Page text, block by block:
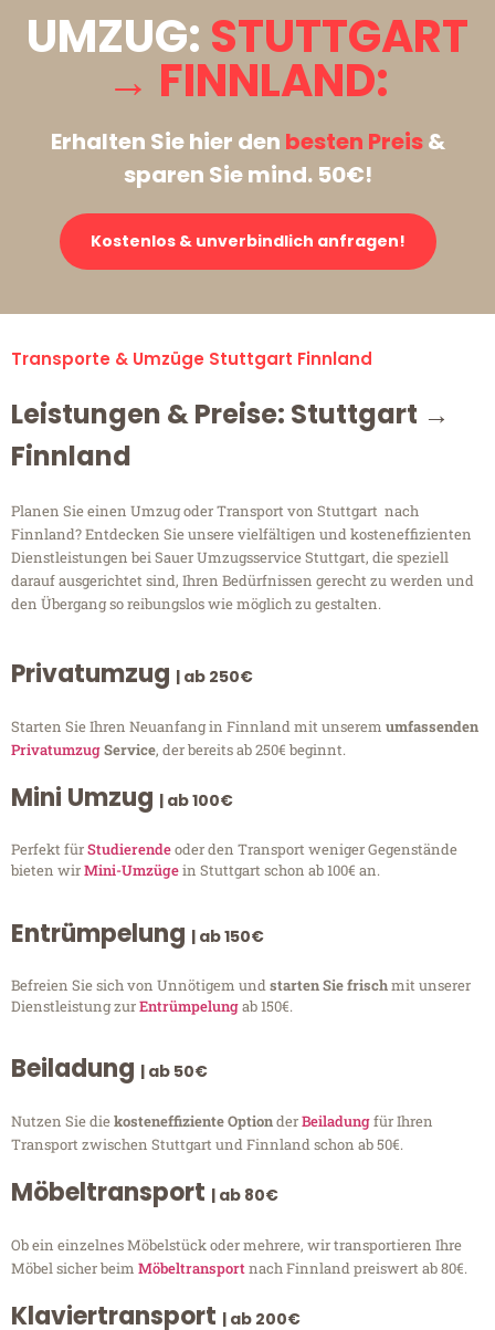
UMZUG: STUTTGART
→ FINNLAND:
Erhalten Sie hier den besten Preis&
sparen Sie mind. 50€!
Kostenlos & unverbindlich anfragen!
Transporte & Umzüge Stuttgart Finnland
Leistungen & Preise: Stuttgart →
Finnland
Planen Sie einen Umzug oder Transport von Stuttgart nach
Finnland? Entdecken Sie unsere vielfältigen und kosteneffizienten
Dienstleistungen bei Sauer Umzugsservice Stuttgart, die speziell
darauf ausgerichtet sind, Ihren Bedürfnissen gerecht zu werden und
den Übergang so reibungslos wie möglich zu gestalten.
Privatumzug | ab 250€
Starten Sie Ihren Neuanfang in Finnland mit unserem umfassenden
PrivatumzugService, der bereits ab 250€ beginnt.
Mini Umzug | ab 100€
Perfekt fürStudierendeoder den Transport weniger Gegenstände
bieten wirMini-Umzügein Stuttgart schon ab 100€ an.
Entrümpelung | ab 150€
Befreien Sie sich von Unnötigem undstarten Sie frischmit unserer
Dienstleistung zurEntrümpelungab 150€.
Beiladung | ab 50€
Nutzen Sie diekosteneffiziente OptionderBeiladungfür Ihren
Transport zwischen Stuttgart und Finnland schon ab 50€.
Möbeltransport | ab 80€
Ob ein einzelnes Möbelstück oder mehrere, wir transportieren Ihre
Möbel sicher beim Möbeltransportnach Finnland preiswert ab 80€.
Klaviertransport | ab 200€